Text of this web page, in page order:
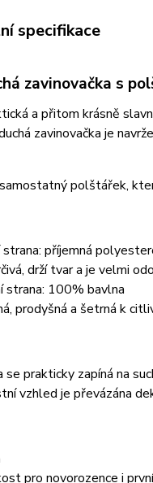
specifikace
zavinovačka s
a přitom krásně
zavinovačka je
polštářek,
strana: příjemná
drží tvar a je velmi
strana: 100% bavlna
prodyšná a šetrná k
se prakticky zapíná na
vzhled je převázána
pro novorozence i